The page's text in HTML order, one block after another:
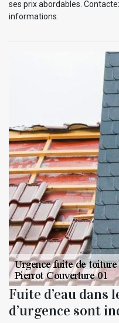
ses prix abordables.
informations.
Fuite d’eau dans
d’urgence sont